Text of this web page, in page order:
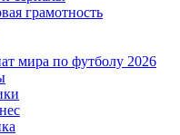
грамотность
мира по футболу 2026